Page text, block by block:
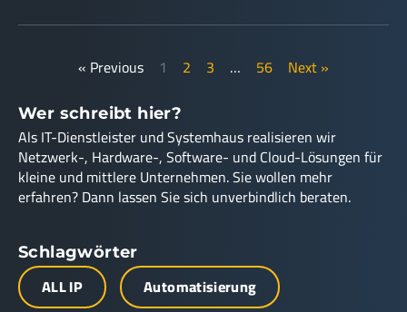
« Previous 1 2 3 … 56 Next »
Wer schreibt hier?
Als IT-Dienstleister und Systemhaus realisieren wir
Netzwerk-, Hardware-, Software- und Cloud-Lösungen für
kleine und mittlere Unternehmen. Sie wollen mehr
erfahren? Dann lassen Sie sich unverbindlich beraten.
Schlagwörter
ALL IP
Automatisierung